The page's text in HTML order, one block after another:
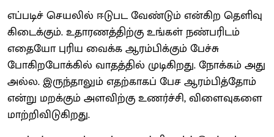
எப்படிச் செயலில் ஈடுபட வேண்டும் என்கிற தெளிவு
கிடைக்கும். உதாரணத்திற்கு உங்கள் நண்பரிடம்
எதையோ புரிய வைக்க ஆரம்பிக்கும் பேச்சு
போகிறபோக்கில் வாதத்தில் முடிகிறது. நோக்கம் அது
அல்ல. இருந்தாலும் எதற்காகப் பேச ஆரம்பித்தோம்
என்று மறக்கும் அளவிற்கு உணர்ச்சி, விளைவுகளை
மாற்றிவிடுகிறது.